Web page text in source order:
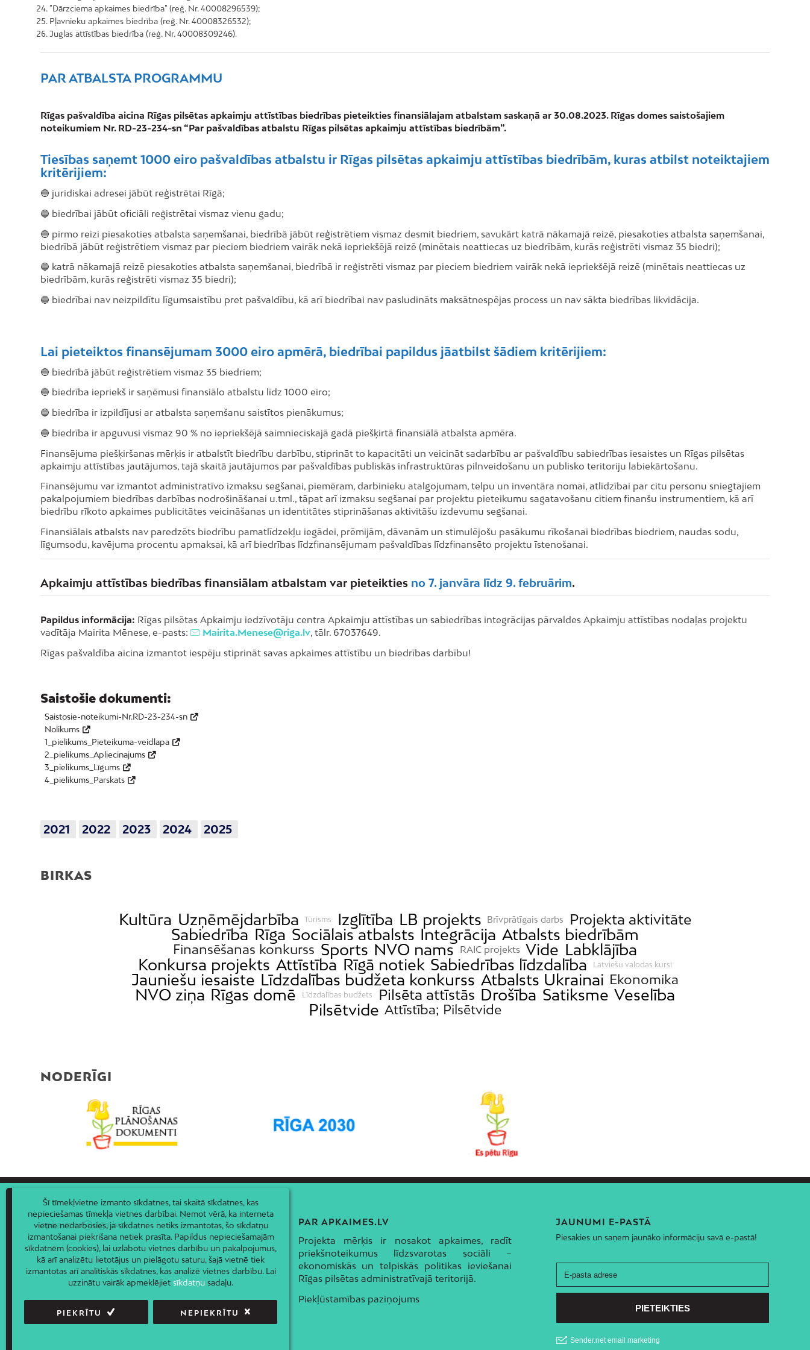
"Dārzciema apkaimes biedrība" (reģ. Nr. 40008296539);
Pļavnieku apkaimes biedrība (reģ. Nr. 40008326532);
Juglas attīstības biedrība (reģ. Nr. 40008309246).
PAR ATBALSTA PROGRAMMU
Rīgas pašvaldība aicina Rīgas pilsētas apkaimju attīstības biedrības pieteikties finansiālajam atbalstam saskaņā ar 30.08.2023. Rīgas domes saistošajiem
noteikumiem Nr. RD-23-234-sn “Par pašvaldības atbalstu Rīgas pilsētas apkaimju attīstības biedrībām”.
Tiesības saņemt 1000 eiro pašvaldības atbalstu ir Rīgas pilsētas apkaimju attīstības biedrībām, kuras atbilst noteiktajiem
kritērijiem:
🔵 juridiskai adresei jābūt reģistrētai Rīgā;
🔵 biedrībai jābūt oficiāli reģistrētai vismaz vienu gadu;
🔵 pirmo reizi piesakoties atbalsta saņemšanai, biedrībā jābūt reģistrētiem vismaz desmit biedriem, savukārt katrā nākamajā reizē, piesakoties atbalsta saņemšanai,
biedrībā jābūt reģistrētiem vismaz par pieciem biedriem vairāk nekā iepriekšējā reizē (minētais neattiecas uz biedrībām, kurās reģistrēti vismaz 35 biedri);
🔵 katrā nākamajā reizē piesakoties atbalsta saņemšanai, biedrībā ir reģistrēti vismaz par pieciem biedriem vairāk nekā iepriekšējā reizē (minētais neattiecas uz
biedrībām, kurās reģistrēti vismaz 35 biedri);
🔵 biedrībai nav neizpildītu līgumsaistību pret pašvaldību, kā arī biedrībai nav pasludināts maksātnespējas process un nav sākta biedrības likvidācija.
Lai pieteiktos finansējumam 3000 eiro apmērā, biedrībai papildus jāatbilst šādiem kritērijiem:
🔵 biedrībā jābūt reģistrētiem vismaz 35 biedriem;
🔵 biedrība iepriekš ir saņēmusi finansiālo atbalstu līdz 1000 eiro;
🔵 biedrība ir izpildījusi ar atbalsta saņemšanu saistītos pienākumus;
🔵 biedrība ir apguvusi vismaz 90 % no iepriekšējā saimnieciskajā gadā piešķirtā finansiālā atbalsta apmēra.
Finansējuma piešķiršanas mērķis ir atbalstīt biedrību darbību, stiprināt to kapacitāti un veicināt sadarbību ar pašvaldību sabiedrības iesaistes un Rīgas pilsētas
apkaimju attīstības jautājumos, tajā skaitā jautājumos par pašvaldības publiskās infrastruktūras pilnveidošanu un publisko teritoriju labiekārtošanu.
Finansējumu var izmantot administratīvo izmaksu segšanai, piemēram, darbinieku atalgojumam, telpu un inventāra nomai, atlīdzībai par citu personu sniegtajiem
pakalpojumiem biedrības darbības nodrošināšanai u.tml., tāpat arī izmaksu segšanai par projektu pieteikumu sagatavošanu citiem finanšu instrumentiem, kā arī
biedrību rīkoto apkaimes publicitātes veicināšanas un identitātes stiprināšanas aktivitāšu izdevumu segšanai.
Finansiālais atbalsts nav paredzēts biedrību pamatlīdzekļu iegādei, prēmijām, dāvanām un stimulējošu pasākumu rīkošanai biedrības biedriem, naudas sodu,
līgumsodu, kavējuma procentu apmaksai, kā arī biedrības līdzfinansējumam pašvaldības līdzfinansēto projektu īstenošanai.
Apkaimju attīstības biedrības finansiālam atbalstam var pieteikties no 7. janvāra līdz 9. februārim.
Papildus informācija: Rīgas pilsētas Apkaimju iedzīvotāju centra Apkaimju attīstības un sabiedrības integrācijas pārvaldes Apkaimju attīstības nodaļas projektu
vadītāja Mairita Mēnese, e-pasts:
Mairita.Menese@riga.lv, tālr. 67037649.
Rīgas pašvaldība aicina izmantot iespēju stiprināt savas apkaimes attīstību un biedrības darbību!
Saistošie dokumenti:
Saistosie-noteikumi-Nr.RD-23-234-sn
Nolikums
1_pielikums_Pieteikuma-veidlapa
2_pielikums_Apliecinajums
3_pielikums_Līgums
4_pielikums_Parskats
2021 2022 2023 2024 2025
BIRKAS
Kultūra Uzņēmējdarbība Tūrisms Izglītība LB projekts Brīvprātīgais darbs Projekta aktivitāte
Sabiedrība Rīga Sociālais atbalsts Integrācija Atbalsts biedrībām
Finansēšanas konkurss Sports NVO nams RAIC projekts Vide Labklājība
Konkursa projekts Attīstība Rīgā notiek Sabiedrības līdzdalība Latviešu valodas kursi
Jauniešu iesaiste Līdzdalības budžeta konkurss Atbalsts Ukrainai Ekonomika
NVO ziņa Rīgas domē Līdzdalības budžets Pilsēta attīstās Drošība Satiksme Veselība
Pilsētvide Attīstība; Pilsētvide
NODERĪGI
apkaimes@riga.lv PAR APKAIMES.LV
Projekta mērķis ir nosakot apkaimes, radīt
priekšnoteikumus līdzsvarotas sociāli –
ekonomiskās un telpiskās politikas ieviešanai
Rīgas pilsētas administratīvajā teritorijā.
Piekļūstamības paziņojums
JAUNUMI E-PASTĀ
Piesakies un saņem jaunāko informāciju savā e-pastā!
Šī tīmekļvietne izmanto sīkdatnes, tai skaitā sīkdatnes, kas
nepieciešamas tīmekļa vietnes darbībai. Ņemot vērā, ka interneta
vietne nedarbosies, ja sīkdatnes netiks izmantotas, šo sīkdatņu
izmantošanai piekrišana netiek prasīta. Papildus nepieciešamajām
sīkdatnēm (cookies), lai uzlabotu vietnes darbību un pakalpojumus,
kā arī analizētu lietotājus un pielāgotu saturu, šajā vietnē tiek
izmantotas arī analītiskās sīkdatnes, kas analizē vietnes darbību. Lai
uzzinātu vairāk apmeklējietsīkdatņu sadaļu.
PIEKRĪTU NEPIEKRĪTU